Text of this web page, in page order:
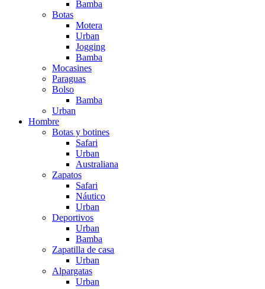
Bamba
Botas
Motera
Urban
Jogging
Bamba
Mocasines
Paraguas
Bolso
Bamba
Urban
Hombre
Botas y botines
Safari
Urban
Australiana
Zapatos
Safari
Náutico
Urban
Deportivos
Urban
Bamba
Zapatilla de casa
Urban
Alpargatas
Urban